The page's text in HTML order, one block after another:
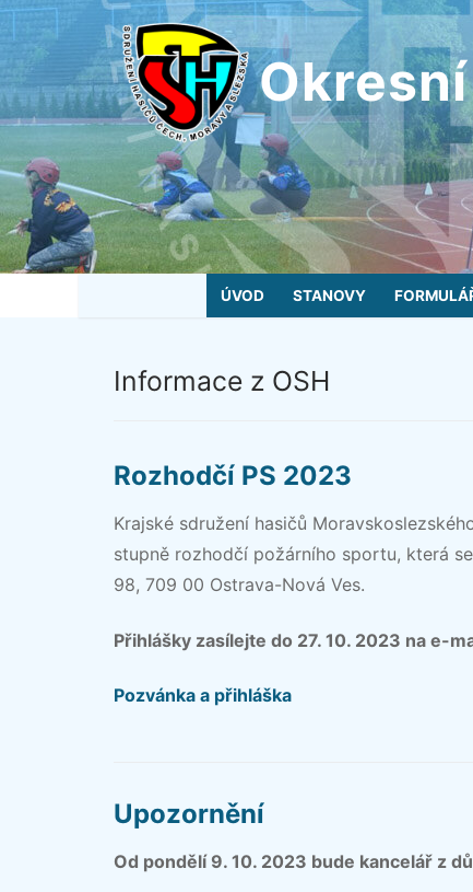
Přeskočit
na
obsah
ÚVOD STANOVY
Informace z OSH
Rozhodčí PS 2023
Krajské sdružení hasičů
stupně rozhodčí požárního sportu, která
98, 709 00 Ostrava-Nová Ves.
Přihlášky zasílejte do 27. 10. 2023 na e-
Pozvánka a přihláška
Upozornění
Od pondělí 9. 10. 2023 bude kancelář z